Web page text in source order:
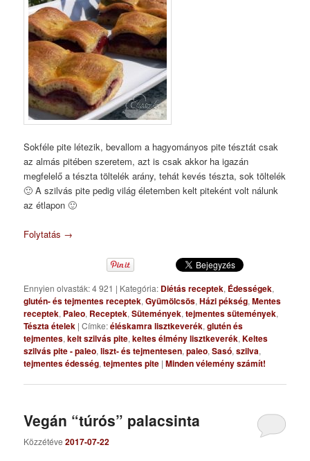
Sokféle pite létezik, bevallom a hagyományos pite tésztát csak
az almás pitében szeretem, azt is csak akkor ha igazán
megfelelő a tészta töltelék arány, tehát kevés tészta, sok töltelék
🙂 A szilvás pite pedig világ életemben kelt piteként volt nálunk
az étlapon 🙂
Folytatás →
Ennyien olvasták: 4 921 | Kategória: Diétás receptek, Édességek,
glutén- és tejmentes receptek,Gyümölcsös,Házi pékség,Mentes
receptek, Paleo, Receptek,Sütemények,tejmentes sütemények,
Tészta ételek |Címke:éléskamra lisztkeverék,glutén és
tejmentes,kelt szilvás pite,keltes élmény lisztkeverék,Keltes
szilvás pite - paleo,liszt- és tejmentesen,paleo,Sasó,szilva,
tejmentes édesség,tejmentes pite |Minden vélemény számít!
Vegán “túrós” palacsinta
Közzétéve2017-07-22